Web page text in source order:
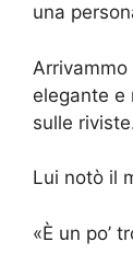
una
elegante e
sulle
Lui notò il
«È un po’